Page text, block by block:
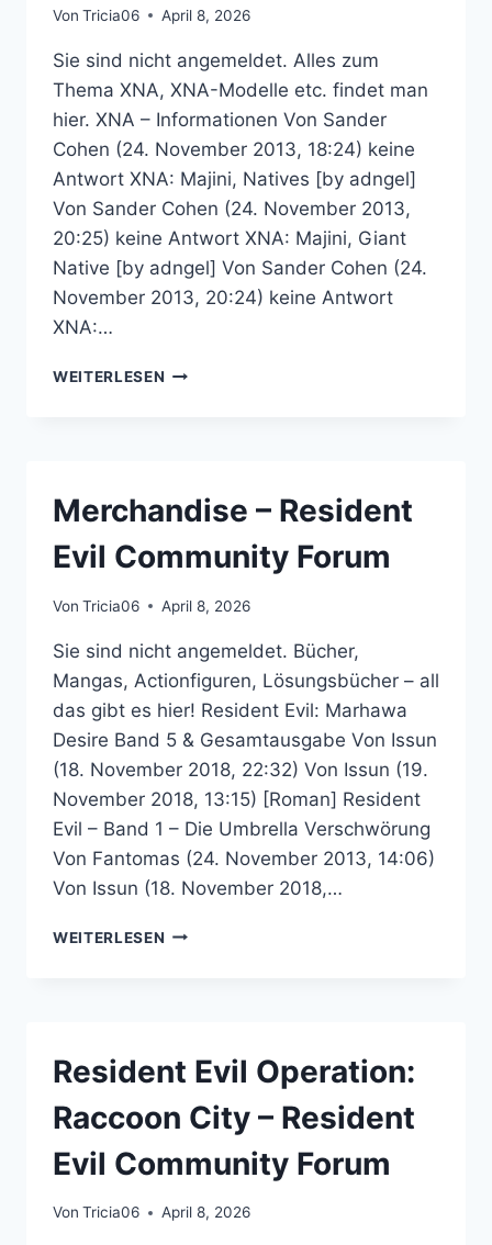
Von Tricia06 April 8, 2026
Sie sind nicht angemeldet. Alles zum
Thema XNA, XNA-Modelle etc. findet man
hier. XNA – Informationen Von Sander
Cohen (24. November 2013, 18:24) keine
Antwort XNA: Majini, Natives [by adngel]
Von Sander Cohen (24. November 2013,
20:25) keine Antwort XNA: Majini, Giant
Native [by adngel] Von Sander Cohen (24.
November 2013, 20:24) keine Antwort
XNA:…
WEITERLESEN XNA
Merchandise – Resident
Evil Community Forum
Von Tricia06 April 8, 2026
Sie sind nicht angemeldet. Bücher,
Mangas, Actionfiguren, Lösungsbücher – all
das gibt es hier! Resident Evil: Marhawa
Desire Band 5 & Gesamtausgabe Von Issun
(18. November 2018, 22:32) Von Issun (19.
November 2018, 13:15) [Roman] Resident
Evil – Band 1 – Die Umbrella Verschwörung
Von Fantomas (24. November 2013, 14:06)
Von Issun (18. November 2018,…
WEITERLESEN MERCHANDISE
Resident Evil Operation:
Raccoon City – Resident
Evil Community Forum
Von Tricia06 April 8, 2026